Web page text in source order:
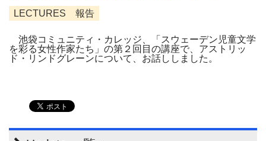
LECTURES 報告
池袋コミュニティ・カレッジ、「スウェーデン児童文学
を彩る女性作家たち」の第２回目の講座で、アストリッ
ド・リンドグレーンについて、お話ししました。